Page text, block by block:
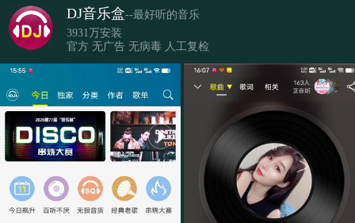
DJ音乐盒--最好听的音乐
3931万安装
官方 无广告 无病毒 人工复检